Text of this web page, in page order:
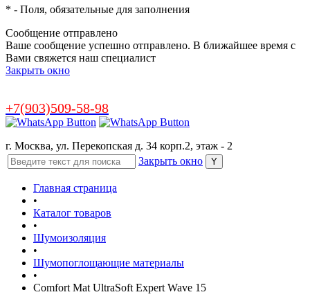
* - Поля, обязательные для заполнения
Сообщение отправлено
Ваше сообщение успешно отправлено. В ближайшее время с
Вами свяжется наш специалист
Закрыть окно
+7(903)509-58-98
г. Москва, ул. Перекопская д. 34 корп.2, этаж - 2
Закрыть окно
Главная страница
•
Каталог товаров
•
Шумоизоляция
•
Шумопоглощающие материалы
•
Comfort Mat UltraSoft Expert Wave 15